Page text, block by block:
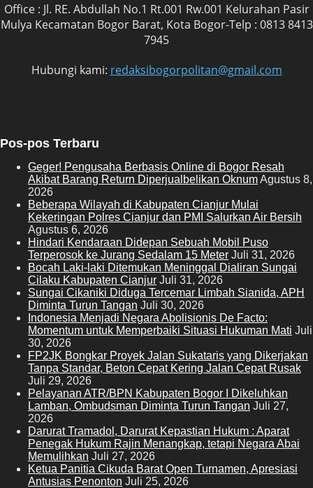
Office : Jl. RE. Abdullah No.1 Rt.001 Rw.001 Kelurahan Pasir
Mulya Kecamatan Bogor Barat, Kota Bogor-Telp : 0813 8413
7945
Hubungi kami: redaksibogorpolitan@gmail.com
Pos-pos Terbaru
Geger! Pengusaha Berbasis Online di Bogor Resah
Akibat Barang Return Diperjualbelikan OknumAgustus 8,
2026
Beberapa Wilayah di Kabupaten Cianjur Mulai
Kekeringan Polres Cianjur dan PMI Salurkan Air Bersih
Agustus 6, 2026
Hindari Kendaraan Didepan Sebuah Mobil Puso
Terperosok ke Jurang Sedalam 15 Meter Juli 31, 2026
Bocah Laki-laki Ditemukan Meninggal Dialiran Sungai
Cilaku Kabupaten Cianjur Juli 31, 2026
Sungai Cikaniki Diduga Tercemar Limbah Sianida, APH
Diminta Turun Tangan Juli 30, 2026
‎Indonesia Menjadi Negara Abolisionis De Facto:
Momentum untuk Memperbaiki Situasi Hukuman Mati Juli
30, 2026
FP2JK Bongkar Proyek Jalan Sukataris yang Dikerjakan
Tanpa Standar, Beton Cepat Kering Jalan Cepat Rusak
Juli 29, 2026
Pelayanan ATR/BPN Kabupaten Bogor I Dikeluhkan
Lamban, Ombudsman Diminta Turun Tangan Juli 27,
2026
Darurat Tramadol, Darurat Kepastian Hukum : Aparat
Penegak Hukum Rajin Menangkap, tetapi Negara Abai
Memulihkan Juli 27, 2026
Ketua Panitia Cikuda Barat Open Turnamen, Apresiasi
Antusias Penonton Juli 25, 2026